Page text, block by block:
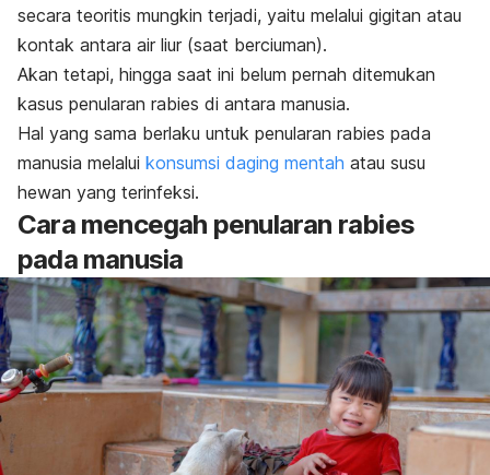
secara teoritis mungkin terjadi, yaitu melalui gigitan atau
kontak antara air liur (saat berciuman).
Akan tetapi, hingga saat ini belum pernah ditemukan
kasus penularan rabies di antara manusia.
Hal yang sama berlaku untuk penularan rabies pada
manusia melalui konsumsi daging mentah atau susu
hewan yang terinfeksi.
Cara mencegah penularan rabies
pada manusia